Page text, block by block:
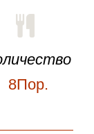
8Пор.